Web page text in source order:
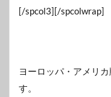
[/spcol3][/spcolwrap]
ヨーロッパ・アメリ
す。